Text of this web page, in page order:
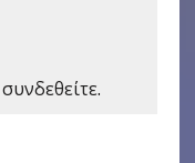
συνδεθείτε.